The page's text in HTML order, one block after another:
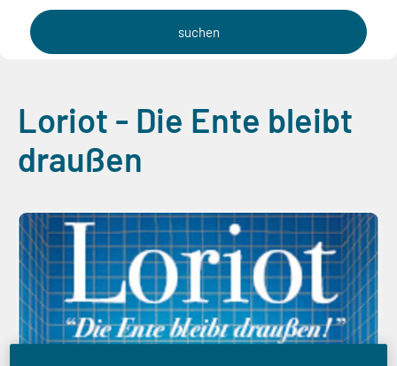
Loriot - Die Ente bleibt
draußen